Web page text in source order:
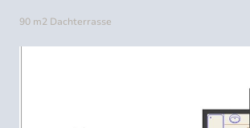
90 m2 Dachterrasse